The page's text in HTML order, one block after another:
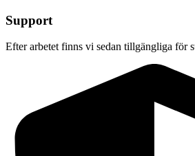
Support
Efter arbetet finns vi sedan tillgängliga för